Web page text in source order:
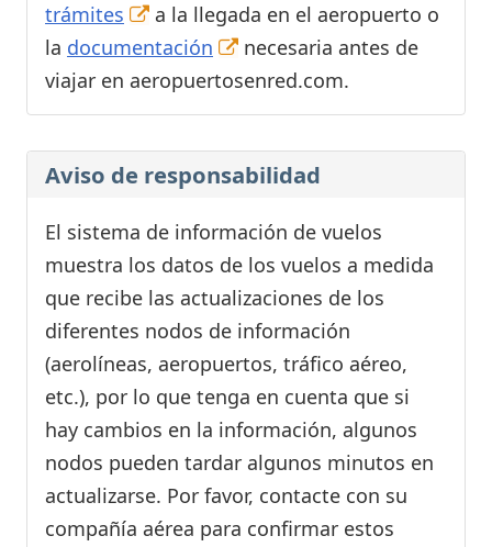
trámites
a la llegada en el aeropuerto o
la documentación
necesaria antes de
viajar en aeropuertosenred.com.
Aviso de responsabilidad
El sistema de información de vuelos
muestra los datos de los vuelos a medida
que recibe las actualizaciones de los
diferentes nodos de información
(aerolíneas, aeropuertos, tráfico aéreo,
etc.), por lo que tenga en cuenta que si
hay cambios en la información, algunos
nodos pueden tardar algunos minutos en
actualizarse. Por favor, contacte con su
compañía aérea para confirmar estos